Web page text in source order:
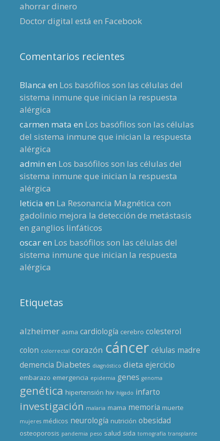
ahorrar dinero
Doctor digital está en Facebook
Comentarios recientes
Blanca en Los basófilos son las células del
sistema inmune que inician la respuesta
alérgica
carmen mata en Los basófilos son las células
del sistema inmune que inician la respuesta
alérgica
admin en Los basófilos son las células del
sistema inmune que inician la respuesta
alérgica
leticia en La Resonancia Magnética con
gadolinio mejora la detección de metástasis
en ganglios linfáticos
oscaren Los basófilos son las células del
sistema inmune que inician la respuesta
alérgica
Etiquetas
alzheimer asma cardiología cerebro colesterol
colon colorrectal corazón cáncer células madre
demencia Diabetes diagnóstico dieta ejercicio
embarazo emergencia epidemia genes genoma
genética hipertensión hiv hígado infarto
investigación malaria mama memoria muerte
mujeres médicos neurología nutrición obesidad
osteoporosis pandemia peso salud sida tomografía transplante